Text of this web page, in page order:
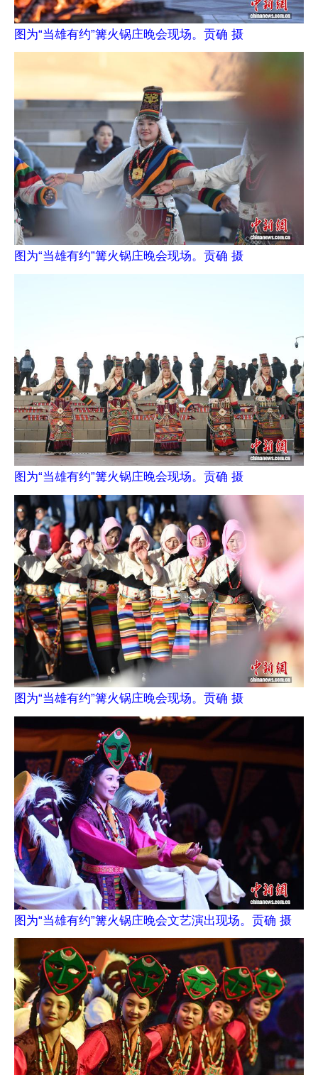
图为“当雄有约”篝火锅庄晚会现场。贡确 摄
图为“当雄有约”篝火锅庄晚会现场。贡确 摄
图为“当雄有约”篝火锅庄晚会现场。贡确 摄
图为“当雄有约”篝火锅庄晚会现场。贡确 摄
图为“当雄有约”篝火锅庄晚会文艺演出现场。贡确 摄